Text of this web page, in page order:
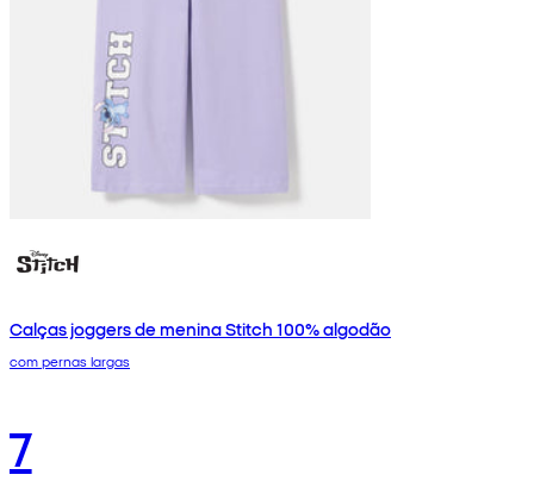
Calças joggers de menina Stitch 100% algodão
com pernas largas
7